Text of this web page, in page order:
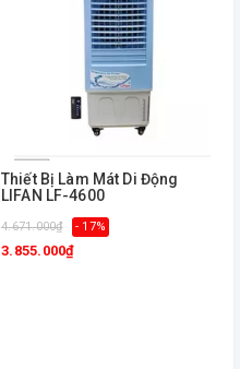
Thiết Bị Làm Mát Di Động
LIFAN LF-4600
4.671.000₫ - 17%
3.855.000₫